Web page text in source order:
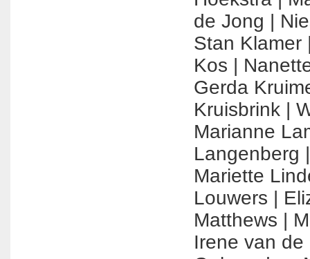
de Jong​ |
Stan Klamer​
Kos​ |​
Gerda
Kruisbrink​ |
Marianne
Langenberg​
Mariette
Louwers​ |​
Matthews​ |
Irene van de